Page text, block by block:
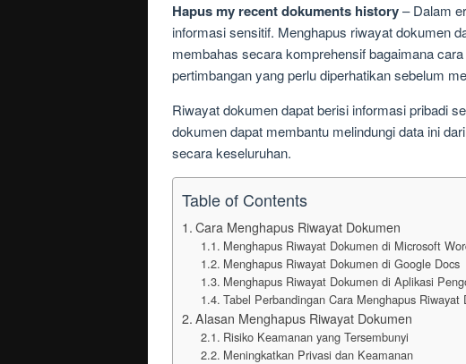
Hapus my recent dokuments history– Dalam
informasi sensitif. Menghapus riwayat dokumen
membahas secara komprehensif bagaimana
pertimbangan yang perlu diperhatikan sebelum
Riwayat dokumen dapat berisi informasi pribadi
dokumen dapat membantu melindungi data ini
secara keseluruhan.
Table of Contents
Cara Menghapus Riwayat Dokumen
Menghapus Riwayat Dokumen di Microsoft
Menghapus Riwayat Dokumen di Google Docs
Menghapus Riwayat Dokumen di Aplikasi
Tabel Perbandingan Cara Menghapus
Alasan Menghapus Riwayat Dokumen
Risiko Keamanan yang Tersembunyi
Meningkatkan Privasi dan Keamanan